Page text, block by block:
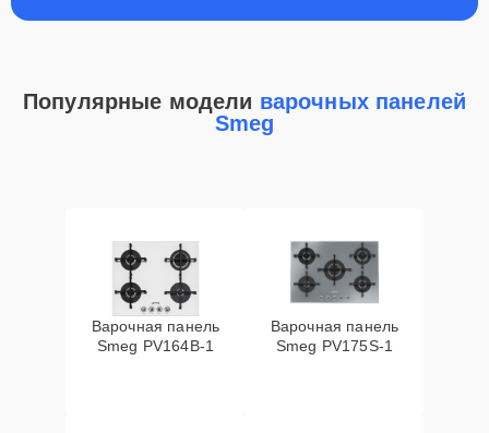
Популярные модели варочных панелей
Smeg
Варочная панель
Smeg PV164B-1
Варочная панель
Smeg PV175S-1